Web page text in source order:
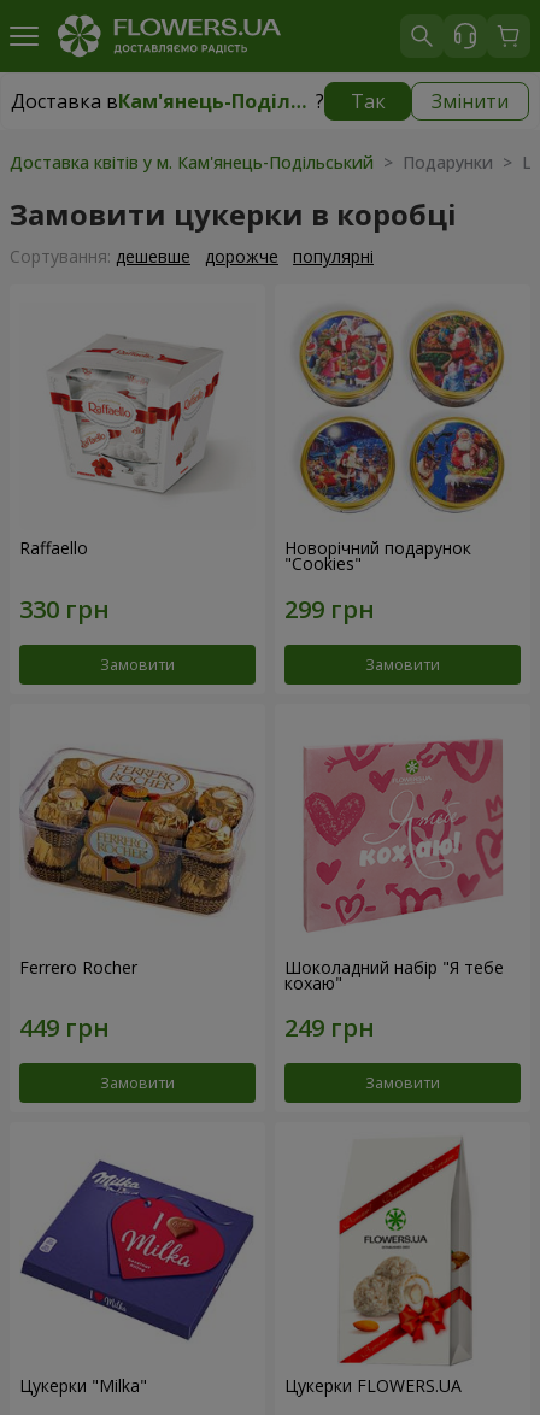
Доставка в Кам'янець-Подільський ? Так Змінити
Доставка вКам'янець-Подільський|безкоштовно
Доставка квітів у м. Кам'янець-Подільський > Подарунки >
Замовити цукерки в коробці
Сортування: дешевше дорожче популярні
Raffaello
Замовити
Новорічний подарунок
"Cookies"
Замовити
Ferrero Rocher
Замовити
Шоколадний набір "Я тебе
кохаю"
Замовити
Цукерки "Milka" Цукерки FLOWERS.UA